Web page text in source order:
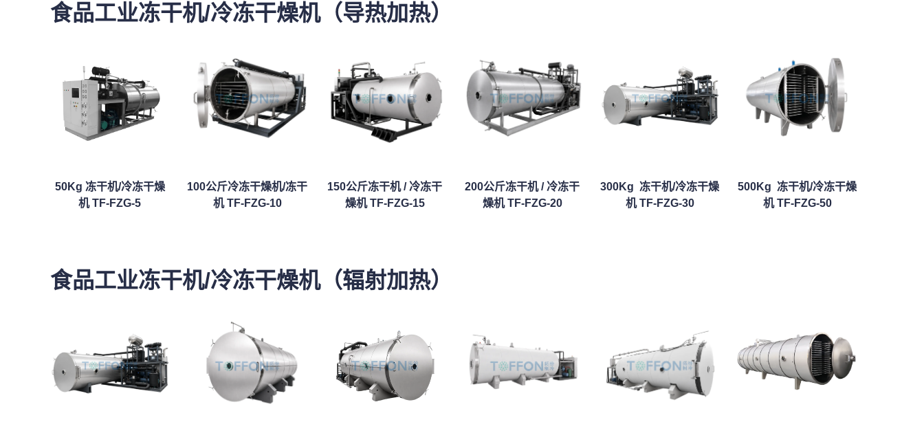
50Kg 冻干机/冷冻干燥
机 TF-FZG-5
100公斤冷冻干燥机/冻干
机 TF-FZG-10
150公斤冻干机 / 冷冻干
燥机 TF-FZG-15
200公斤冻干机 / 冷冻干
燥机 TF-FZG-20
300Kg 冻干机/冷冻干燥
机 TF-FZG-30
食品工业冻干机/冷冻干燥机（导热加热）
500Kg 冻干机/冷冻干燥
机 TF-FZG-50
食品工业冻干机/冷冻干燥机（辐射加热）